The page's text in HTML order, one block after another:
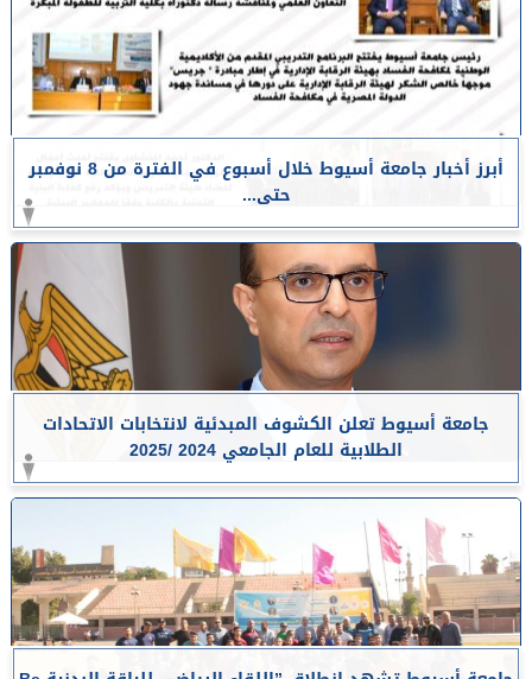
أبرز أخبار جامعة أسيوط خلال أسبوع في الفترة من 8 نوفمبر
حتى...
جامعة أسيوط تعلن الكشوف المبدئية لانتخابات الاتحادات
الطلابية للعام الجامعي 2024 /2025